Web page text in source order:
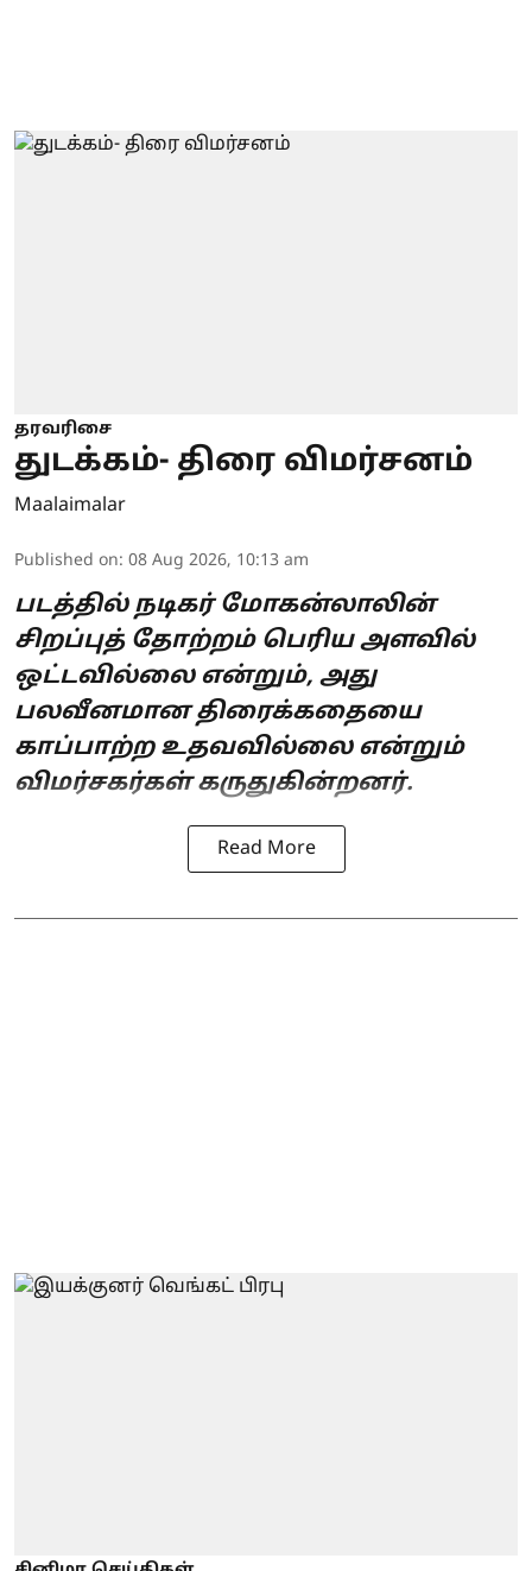
தரவரிசை
துடக்கம்- திரை விமர்சனம்
Maalaimalar
Published on: 08 Aug 2026, 10:13 am
படத்தில் நடிகர் மோகன்லாலின்
சிறப்புத் தோற்றம் பெரிய அளவில்
ஒட்டவில்லை என்றும், அது
பலவீனமான திரைக்கதையை
காப்பாற்ற உதவவில்லை என்றும்
விமர்சகர்கள் கருதுகின்றனர்.
Read More